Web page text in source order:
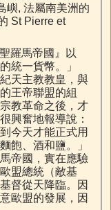
嶼, 法屬南美洲的
St Pierre et
羅馬帝國』以
統一貨幣。」
天主教教皇，與
王帝聯盟的組
教革命之後，才
興奮地報導說：
今天才能正式用
飽、酒和鹽。」
帝國，實在應驗
盟總統（敵基
督從天降臨。因
歐盟的發展，因